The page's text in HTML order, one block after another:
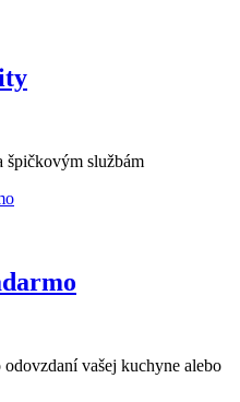
špičkovým službám
vašej kuchyne alebo